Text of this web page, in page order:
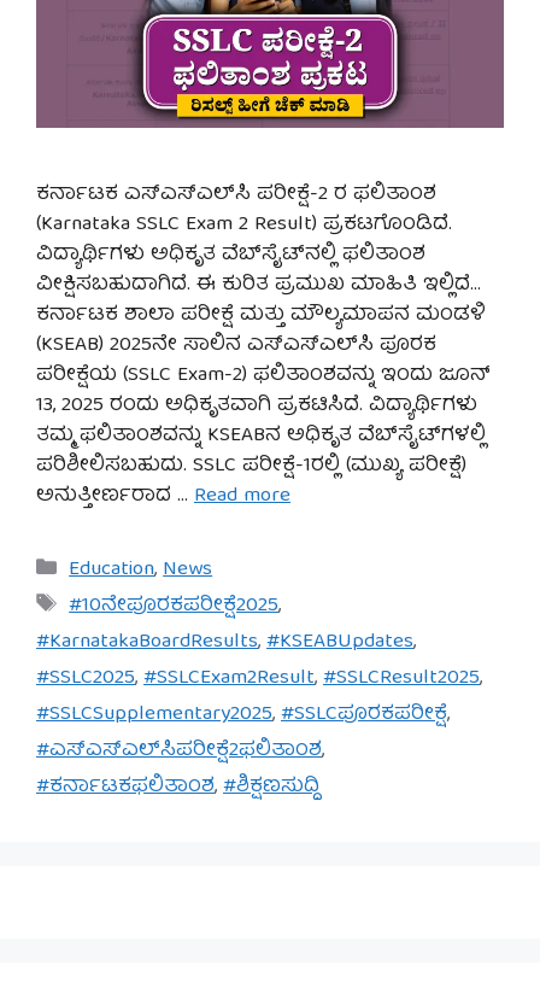
ಕರ್ನಾಟಕ ಎಸ್‌ಎಸ್‌ಎಲ್‌ಸಿ ಪರೀಕ್ಷೆ-2 ರ ಫಲಿತಾಂಶ
(Karnataka SSLC Exam 2 Result) ಪ್ರಕಟಗೊಂಡಿದೆ.
ವಿದ್ಯಾರ್ಥಿಗಳು ಅಧಿಕೃತ ವೆಬ್‌ಸೈಟ್‌ನಲ್ಲಿ ಫಲಿತಾಂಶ
ವೀಕ್ಷಿಸಬಹುದಾಗಿದೆ. ಈ ಕುರಿತ ಪ್ರಮುಖ ಮಾಹಿತಿ ಇಲ್ಲಿದೆ…
ಕರ್ನಾಟಕ ಶಾಲಾ ಪರೀಕ್ಷೆ ಮತ್ತು ಮೌಲ್ಯಮಾಪನ ಮಂಡಳಿ
(KSEAB) 2025ನೇ ಸಾಲಿನ ಎಸ್‌ಎಸ್‌ಎಲ್‌ಸಿ ಪೂರಕ
ಪರೀಕ್ಷೆಯ (SSLC Exam-2) ಫಲಿತಾಂಶವನ್ನು ಇಂದು ಜೂನ್
13, 2025 ರಂದು ಅಧಿಕೃತವಾಗಿ ಪ್ರಕಟಿಸಿದೆ. ವಿದ್ಯಾರ್ಥಿಗಳು
ತಮ್ಮ ಫಲಿತಾಂಶವನ್ನು KSEABನ ಅಧಿಕೃತ ವೆಬ್‌ಸೈಟ್‌ಗಳಲ್ಲಿ
ಪರಿಶೀಲಿಸಬಹುದು. SSLC ಪರೀಕ್ಷೆ-1ರಲ್ಲಿ (ಮುಖ್ಯ ಪರೀಕ್ಷೆ)
ಅನುತ್ತೀರ್ಣರಾದ … Read more
Categories
Education,News
Tags
#10ನೇಪೂರಕಪರೀಕ್ಷೆ2025,
#KarnatakaBoardResults,#KSEABUpdates,
#SSLC2025,#SSLCExam2Result,#SSLCResult2025,
#SSLCSupplementary2025,#SSLCಪೂರಕಪರೀಕ್ಷೆ,
#ಎಸ್‌ಎಸ್‌ಎಲ್‌ಸಿಪರೀಕ್ಷೆ2ಫಲಿತಾಂಶ,
#ಕರ್ನಾಟಕಫಲಿತಾಂಶ,#ಶಿಕ್ಷಣಸುದ್ದಿ